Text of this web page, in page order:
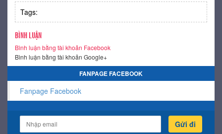
Tags:
BÌNH LUẬN
Bình luận bằng tài khoản Facebook
Bình luận bằng tài khoản Google+
FANPAGE FACEBOOK
Fanpage Facebook
Gửi đi